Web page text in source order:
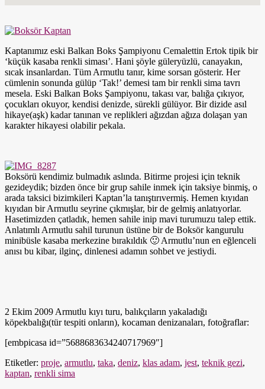
Kaptanımız eski Balkan Boks Şampiyonu Cemalettin Ertok tipik bir
‘küçük kasaba renkli siması’. Hani şöyle güleryüzlü, canayakın,
sıcak insanlardan. Tüm Armutlu tanır, kime sorsan gösterir. Her
cümlenin sonunda gülüp ‘Tak!’ demesi tam bir renkli sima tavrı
mesela. Eski Balkan Boks Şampiyonu, takası var, balığa çıkıyor,
çocukları okuyor, kendisi denizde, sürekli gülüyor. Bir dizide asıl
hikaye(aşk) kadar tanınan ve replikleri ağızdan ağıza dolaşan yan
karakter hikayesi olabilir pekala.
Boksörü kendimiz bulmadık aslında. Bitirme projesi için teknik
gezideydik; bizden önce bir grup sahile inmek için taksiye binmiş, o
arada taksici bizimkileri Kaptan’la tanıştırıvermiş. Hemen kıyıdan
kıyıdan bir Armutlu seyrine çıkmışlar, bir de gelmiş anlatıyorlar.
Hasetimizden çatladık, hemen sahile inip mavi turumuzu talep ettik.
Anlatımlı Armutlu sahil turunun üstüne bir de Boksör kangurulu
minibüsle kasaba merkezine bırakıldık 🙂 Armutlu’nun en eğlenceli
anısı bu kibar, ilginç, dinlenesi adamın sohbet ve jestiydi.
2 Ekim 2009 Armutlu kıyı turu, balıkçıların yakaladığı
köpekbalığı(tür tespiti onların), kocaman denizanaları, fotoğraflar:
[embpicasa id=”5688683634240717969″]
Etiketler: proje, armutlu, taka, deniz, klas adam, jest, teknik gezi,
kaptan, renkli sima